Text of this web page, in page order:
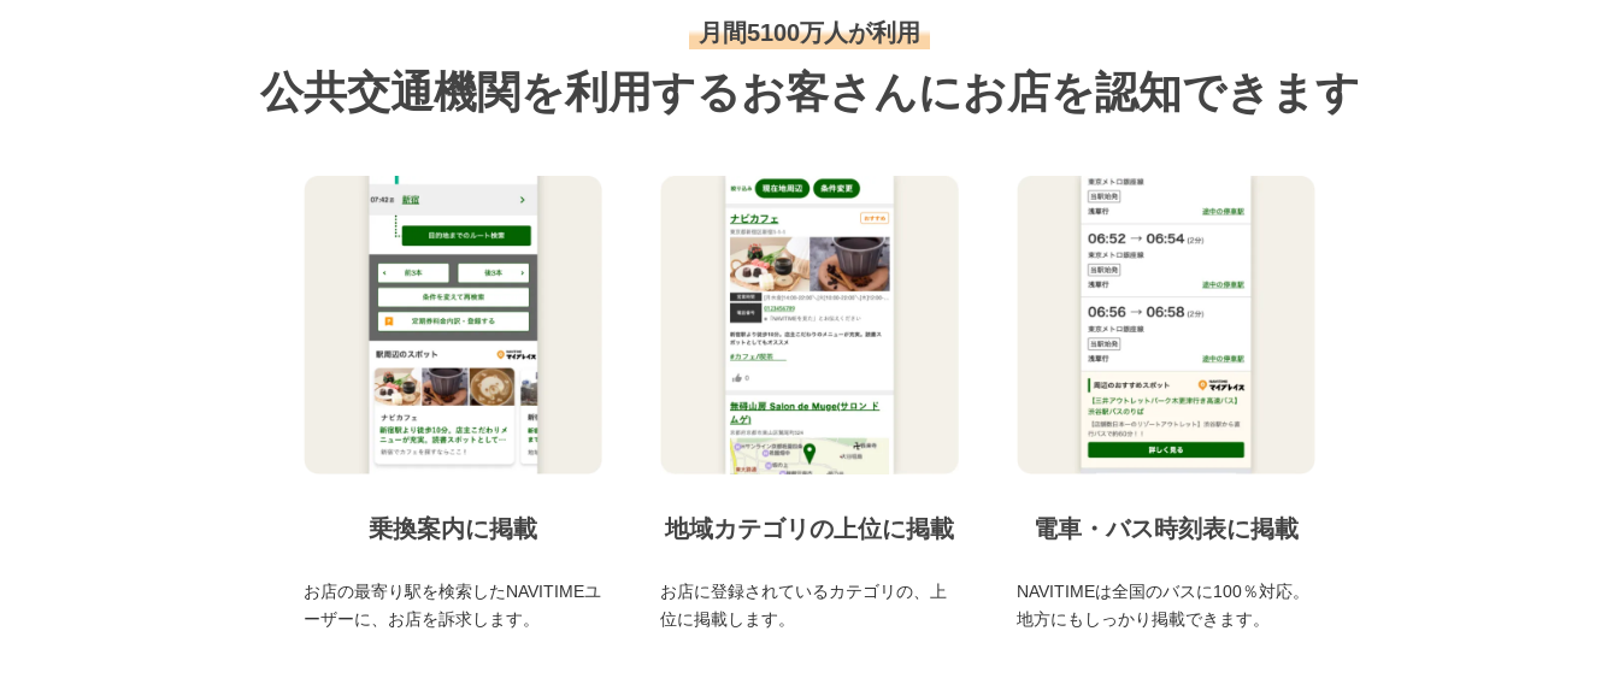
月間5100万人が利用
公共交通機関を利用するお客さんにお店を認知できます
乗換案内に掲載
お店の最寄り駅を検索したNAVITIMEユ
ーザーに、お店を訴求します。
地域カテゴリの上位に掲載
お店に登録されているカテゴリの、上
位に掲載します。
電車・バス時刻表に掲載
NAVITIMEは全国のバスに100％対応。
地方にもしっかり掲載できます。